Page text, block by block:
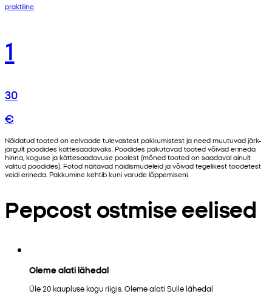
praktiline
1
30
€
Näidatud tooted on eelvaade tulevastest pakkumistest ja need muutuvad järk-
järgult poodides kättesaadavaks. Poodides pakutavad tooted võivad erineda
hinna, koguse ja kättesaadavuse poolest (mõned tooted on saadaval ainult
valitud poodides). Fotod näitavad näidismudeleid ja võivad tegelikest toodetest
veidi erineda. Pakkumine kehtib kuni varude lõppemiseni.
Pepcost ostmise eelised
Oleme alati lähedal
Üle 20 kaupluse kogu riigis. Oleme alati Sulle lähedal